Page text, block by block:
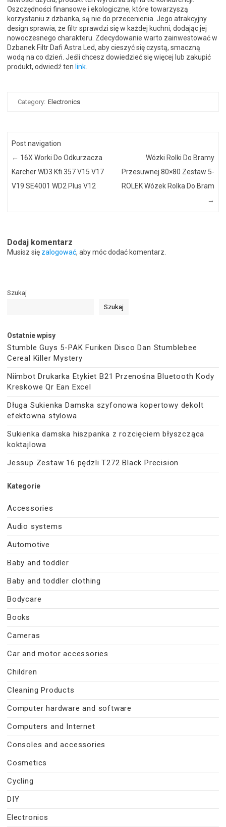
Oszczędności finansowe i ekologiczne, które towarzyszą
korzystaniu z dzbanka, są nie do przecenienia. Jego atrakcyjny
design sprawia, że filtr sprawdzi się w każdej kuchni, dodając jej
nowoczesnego charakteru. Zdecydowanie warto zainwestować w
Dzbanek Filtr Dafi Astra Led, aby cieszyć się czystą, smaczną
wodą na co dzień. Jeśli chcesz dowiedzieć się więcej lub zakupić
produkt, odwiedź ten link
Category: Electronics
Post navigation
← 16X Worki Do Odkurzacza
Karcher WD3 Kfi 357 V15 V17
V19 SE4001 WD2 Plus V12
Wózki Rolki Do Bramy
Przesuwnej 80×80 Zestaw 5-
ROLEK Wózek Rolka Do Bram
→
Dodaj komentarz
Musisz się zalogować, aby móc dodać komentarz.
Szukaj
Szukaj
Ostatnie wpisy
Stumble Guys 5-PAK Furiken Disco Dan Stumblebee
Cereal Killer Mystery
Niimbot Drukarka Etykiet B21 Przenośna Bluetooth Kody
Kreskowe Qr Ean Excel
Długa Sukienka Damska szyfonowa kopertowy dekolt
efektowna stylowa
Sukienka damska hiszpanka z rozcięciem błyszcząca
koktajlowa
Jessup Zestaw 16 pędzli T272 Black Precision
Kategorie
Accessories
Audio systems
Automotive
Baby and toddler
Baby and toddler clothing
Bodycare
Books
Cameras
Car and motor accessories
Children
Cleaning Products
Computer hardware and software
Computers and Internet
Consoles and accessories
Cosmetics
Cycling
DIY
Electronics